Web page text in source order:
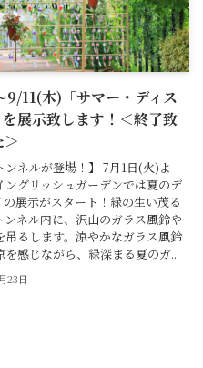
9/11(木)「サマー・ディス
を展示致します！＜終了致
＞
ンネルが登場！】 7月1日(火)よ
ングリッシュガーデンでは夏のデ
の展示がスタート！緑の生い茂る
ンネル内に、沢山のガラス風鈴や
吊るします。涼やかなガラス風鈴
を感じながら、緑深まる夏のガ...
23日